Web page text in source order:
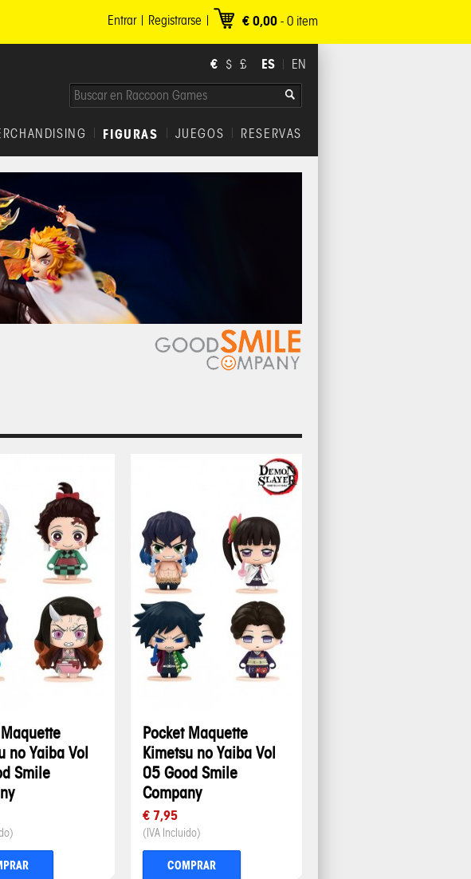
€ 0,00 - 0 item
Registrarse
Entrar
€ $ £ ES EN
RESERVAS
JUEGOS
FIGURAS
no Yaiba Vol
Smile
Pocket Maquette
Kimetsu no Yaiba Vol
05 Good Smile
Company
€ 7,95
(IVA Incluido)
COMPRAR